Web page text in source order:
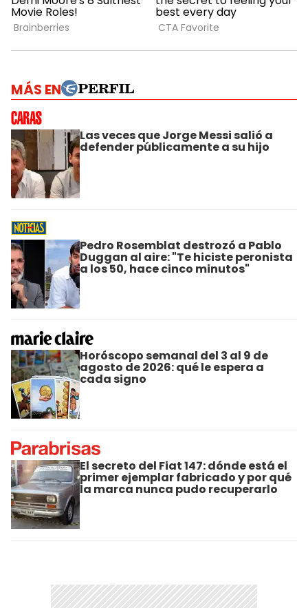
MÁS EN
Las veces que Jorge Messi salió a
defender públicamente a su hijo
Pedro Rosemblat destrozó a Pablo
Duggan al aire: "Te hiciste peronista
a los 50, hace cinco minutos"
Horóscopo semanal del 3 al 9 de
agosto de 2026: qué le espera a
cada signo
El secreto del Fiat 147: dónde está el
primer ejemplar fabricado y por qué
la marca nunca pudo recuperarlo